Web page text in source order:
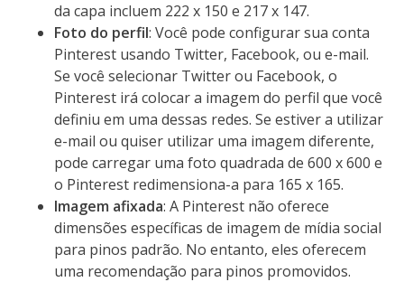
da capa incluem 222 x 150 e 217 x 147.
Foto do perfil: Você pode configurar sua conta
Pinterest usando Twitter, Facebook, ou e-mail.
Se você selecionar Twitter ou Facebook, o
Pinterest irá colocar a imagem do perfil que você
definiu em uma dessas redes. Se estiver a utilizar
e-mail ou quiser utilizar uma imagem diferente,
pode carregar uma foto quadrada de 600 x 600 e
o Pinterest redimensiona-a para 165 x 165.
Imagem afixada: A Pinterest não oferece
dimensões específicas de imagem de mídia social
para pinos padrão. No entanto, eles oferecem
uma recomendação para pinos promovidos.